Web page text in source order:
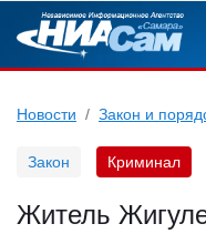
Новости Закон и
Закон Криминал
Житель